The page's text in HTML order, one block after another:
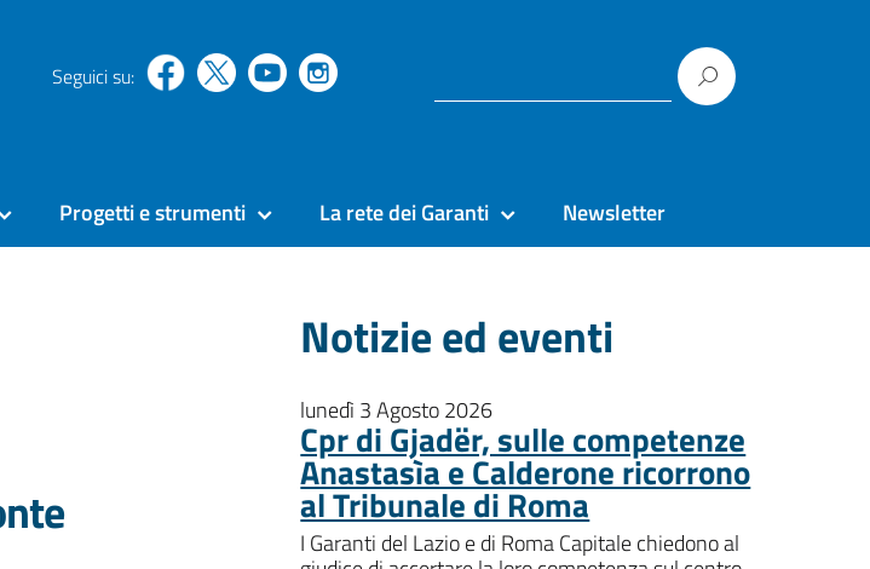
Seguici su:
Progetti e strumenti La rete dei Garanti Newsletter
Notizie ed eventi
lunedì 3 Agosto 2026
Cpr di Gjadër, sulle competenze
Anastasìa e Calderone ricorrono
al Tribunale di Roma
I Garanti del Lazio e di Roma Capitale chiedono al